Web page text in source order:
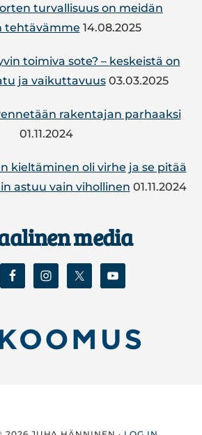
turvallisuus on meidän
tehtävämme 14.08.2025
toimiva sote? – kes­keis­tä on
ja vai­kut­ta­vuus 03.03.2025
ra­ken­ta­jan par­haak­si
01.11.2024
kiel­tä­mi­nen oli virhe ja se pitää
astuu vain vi­hol­li­nen 01.11.2024
media